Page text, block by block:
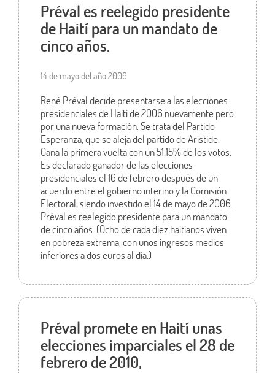
Préval es reelegido presidente
de Haití para un mandato de
cinco años.
14 de mayo del año 2006
René Préval decide presentarse a las elecciones
presidenciales de Haití de 2006 nuevamente pero
por una nueva formación. Se trata del Partido
Esperanza, que se aleja del partido de Aristide.
Gana la primera vuelta con un 51,15% de los votos.
Es declarado ganador de las elecciones
presidenciales el 16 de febrero después de un
acuerdo entre el gobierno interino y la Comisión
Electoral, siendo investido el 14 de mayo de 2006.
Préval es reelegido presidente para un mandato
de cinco años. (Ocho de cada diez haitianos viven
en pobreza extrema, con unos ingresos medios
inferiores a dos euros al día.)
Préval promete en Haití unas
elecciones imparciales el 28 de
febrero de 2010,